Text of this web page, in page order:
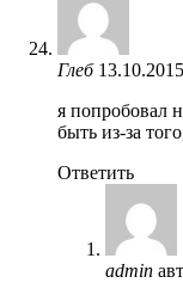
Глеб
я попробовал
быть из-за
Ответить
admin